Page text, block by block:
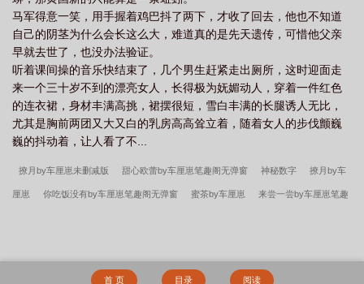
马军得意一笑，用手握着鸡巴抖了两下，才收了回去，他也不知道
自己的阴茎为什么会长这么大，难道真的是先天遗传，可惜他父亲
早就去世了，也没办法验证。
听着课间操的音乐快结束了，几个男生赶紧走出厕所，这时迎面走
来一个三十岁不到的漂亮女人，长得极为妩媚动人，穿着一件红色
的连衣裙，身材丰满高挑，裙摆很短，雪白丰满的长腿诱人无比，
尤其是胸前两团又大又白的乳房高高耸立着，随着女人的步伐颤巍
巍的抖动着，让人看了不...
撩月by车厘崽未删减版 甜心欧蕾by车厘崽笔趣阁无弹窗 神秘数字 撩月by车
厘崽 你吃饭没有by车厘崽笔趣阁无弹窗 蜜茶by车厘崽 来尝一尝by车厘崽笔趣
首 页 目录 阅读